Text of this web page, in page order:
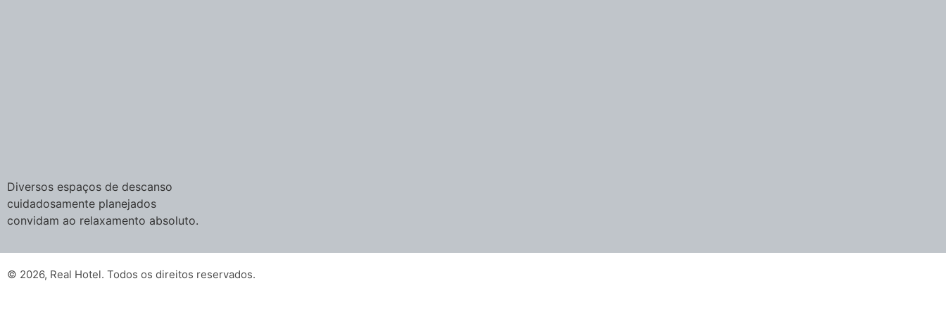
Diversos espaços de descanso
cuidadosamente planejados
convidam ao relaxamento absoluto.
© 2026, Real Hotel. Todos os direitos reservados.